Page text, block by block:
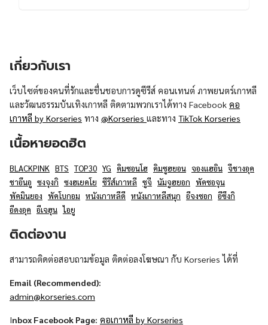
เกี่ยวกับเรา
เว็บไซต์ของคนที่รักและชื่นชอบการดูซีรีส์ คอนเทนต์ ภาพยนตร์เกาหลี
และวัฒนธรรมบันเทิงเกาหลี ติดตามพวกเราได้ทาง Facebook คอ
เกาหลี by Korseries ทาง @Korseries และทาง TikTok Korseries
เนื้อหายอดฮิต
BLACKPINK BTS TOP30 YG คิมซอนโฮ คิมซูฮยอน จองแฮอิน จีชางอุค
ชาอึนอู ซงจุงกิ ซงฮเยคโย ซีรีส์เกาหลี ซูจี นัมจูฮยอก พัคซอจุน
พัคมินยอง พัคโบกอม หนังเกาหลีดี หนังเกาหลีสนุก อีจงซอก อีซึงกิ
อีดงอุค อีเจฮุน ไอยู
ติดต่องาน
สามารถติดต่อสอบถามข้อมูล ติดต่อลงโฆษณา กับ Korseries ได้ที่
Email (Recommended):
admin@korseries.com
Inbox Facebook Page: คอเกาหลี by Korseries